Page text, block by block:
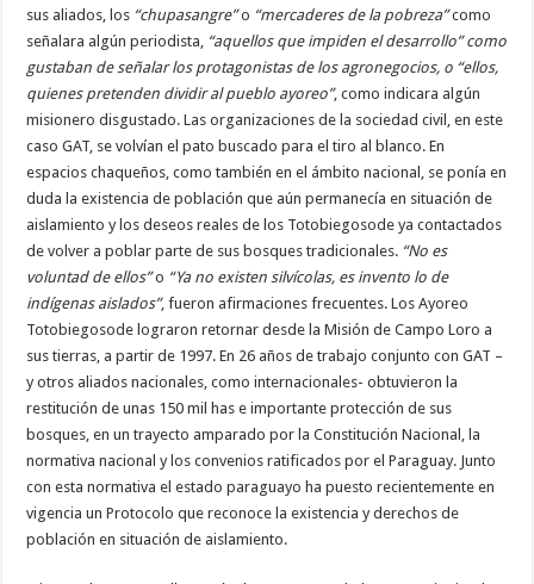
sus aliados, los “chupasangre”o “mercaderes de la pobreza”como
señalara algún periodista, “aquellos que impiden el desarrollo” como
gustaban de señalar los protagonistas de los agronegocios, o “ellos,
quienes pretenden dividir al pueblo ayoreo”, como indicara algún
misionero disgustado. Las organizaciones de la sociedad civil, en este
caso GAT, se volvían el pato buscado para el tiro al blanco. En
espacios chaqueños, como también en el ámbito nacional, se ponía en
duda la existencia de población que aún permanecía en situación de
aislamiento y los deseos reales de los Totobiegosode ya contactados
de volver a poblar parte de sus bosques tradicionales. “No es
voluntad de ellos”o “Ya no existen silvícolas, es invento lo de
indígenas aislados”, fueron afirmaciones frecuentes. Los Ayoreo
Totobiegosode lograron retornar desde la Misión de Campo Loro a
sus tierras, a partir de 1997. En 26 años de trabajo conjunto con GAT –
y otros aliados nacionales, como internacionales- obtuvieron la
restitución de unas 150 mil has e importante protección de sus
bosques, en un trayecto amparado por la Constitución Nacional, la
normativa nacional y los convenios ratificados por el Paraguay. Junto
con esta normativa el estado paraguayo ha puesto recientemente en
vigencia un Protocolo que reconoce la existencia y derechos de
población en situación de aislamiento.